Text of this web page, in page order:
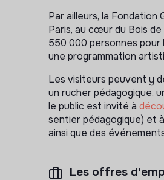
Par ailleurs, la Fondation
Paris, au cœur du Bois
550 000 personnes pour
une programmation
Les visiteurs peuvent y
un rucher pédagogique,
le public est invité à
sentier pédagogique) et
ainsi que des
Les offres